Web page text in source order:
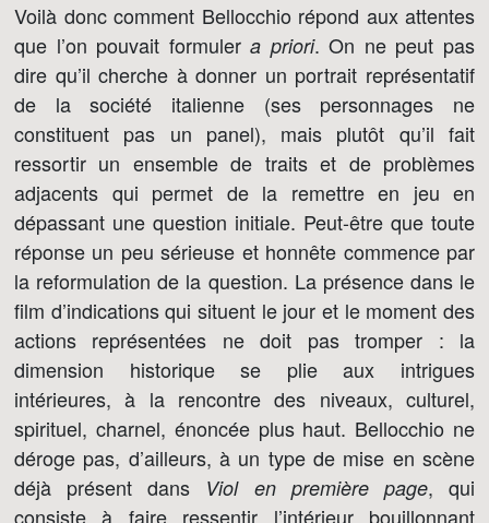
Voilà donc comment Bellocchio répond aux attentes
que l’on pouvait formulera priori. On ne peut pas
dire qu’il cherche à donner un portrait représentatif
de la société italienne (ses personnages ne
constituent pas un panel), mais plutôt qu’il fait
ressortir un ensemble de traits et de problèmes
adjacents qui permet de la remettre en jeu en
dépassant une question initiale. Peut-être que toute
réponse un peu sérieuse et honnête commence par
la reformulation de la question. La présence dans le
film d’indications qui situent le jour et le moment des
actions représentées ne doit pas tromper : la
dimension historique se plie aux intrigues
intérieures, à la rencontre des niveaux, culturel,
spirituel, charnel, énoncée plus haut. Bellocchio ne
déroge pas, d’ailleurs, à un type de mise en scène
déjà présent dans Viol en première page, qui
consiste à faire ressentir l’intérieur bouillonnant